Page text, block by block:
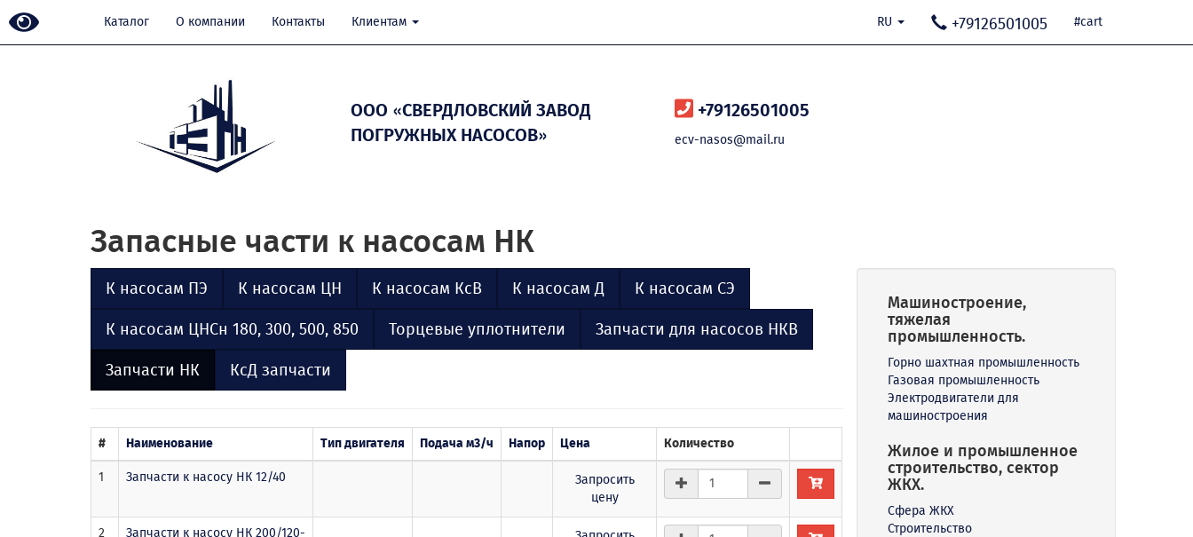
Каталог О компании Контакты Клиентам RU +79126501005 #cart
ООО «СВЕРДЛОВСКИЙ ЗАВОД
ПОГРУЖНЫХ НАСОСОВ»
+79126501005
ecv-nasos@mail.ru
Запасные части к насосам НК
К насосам ПЭ К насосам ЦН К насосам КсВ К насосам Д К насосам СЭ
К насосам ЦНСн 180, 300, 500, 850 Торцевые уплотнители Запчасти для насосов НКВ
Запчасти НК КсД запчасти
# Наименование Тип двигателя Подача м3/ч Напор Цена Количество
1 Запчасти к насосу НК 12/40
Запросить
цену
2
Запчасти к насосу НК 200/120-
Машиностроение,
тяжелая
промышленность.
Горно шахтная промышленность
Газовая промышленность
Электродвигатели для
машиностроения
Жилое и промышленное
строительство, сектор
ЖКХ.
Сфера ЖКХ
Строительство